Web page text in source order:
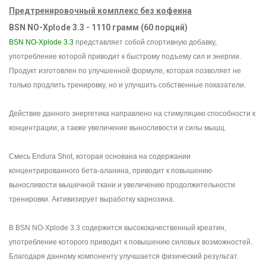
Предтренировочный комплекс без кофеина
BSN NO-Xplode 3.3 - 1110 грамм (60 порций)
BSN NO-Xplode 3.3 представляет собой спортивную добавку,
употребление которой приводит к быстрому подъему сил и энергии.
Продукт изготовлен по улучшенной формуле, которая позволяет не
только продлить тренировку, но и улучшить собственные показатели.
Действие данного энергетика направлено на стимуляцию способности к
концентрации, а также увеличение выносливости и силы мышц.
Смесь Endura Shot, которая основана на содержании
концентрированного бета-аланина, приводит к повышению
выносливости мышечной ткани и увеличению продолжительности
тренировки. Активизирует выработку карнозина.
В BSN NO-Xplode 3.3 содержится высококачественный креатин,
употребление которого приводит к повышению силовых возможностей.
Благодаря данному компоненту улучшается физический результат.